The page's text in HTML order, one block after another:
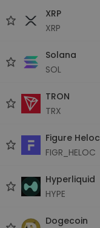
XRP
XRP
Solana
SOL
TRON
TRX
Figure Heloc
FIGR_HELOC
Hyperliquid
HYPE
Dogecoin